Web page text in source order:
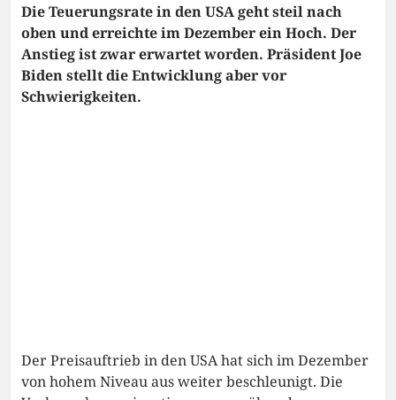
Die Teuerungsrate in den USA geht steil nach
oben und erreichte im Dezember ein Hoch. Der
Anstieg ist zwar erwartet worden. Präsident Joe
Biden stellt die Entwicklung aber vor
Schwierigkeiten.
Der Preisauftrieb in den USA hat sich im Dezember
von hohem Niveau aus weiter beschleunigt. Die